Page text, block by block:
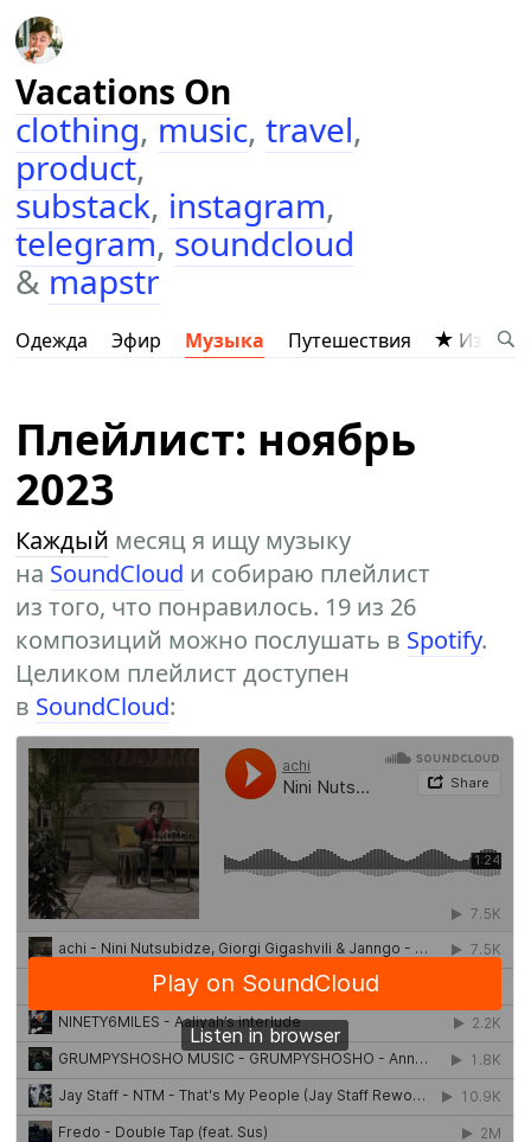
Vacations On
clothing,music,travel,
product,
substack, instagram,
telegram,soundcloud
&mapstr
Одежда Эфир Музыка Путешествия
Плейлист: ноябрь
2023
Каждый месяц я ищу музыку
на SoundCloud и собираю плейлист
из того, что понравилось. 19 из 26
композиций можно послушать в Spotify.
Целиком плейлист доступен
в SoundCloud: